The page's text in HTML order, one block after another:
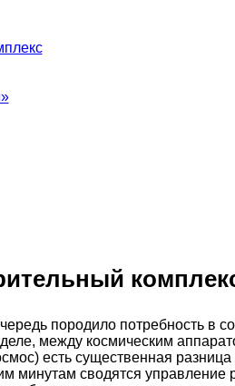
породило потребность в
между космическим
есть существенная разница
минутам сводятся управление